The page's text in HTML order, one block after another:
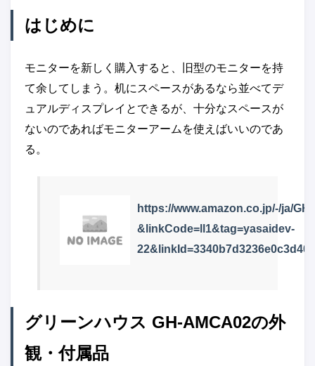
はじめに
モニターを新しく購入すると、旧型のモニターを持
て余してしまう。机にスペースがあるなら並べてデ
ュアルディスプレイとできるが、十分なスペースが
ないのであればモニターアームを使えばいいのであ
る。
https://www.amazon.co.jp/-/ja/
&linkCode=ll1&tag=yasaidev-
グリーンハウス GH-AMCA02の外
観・付属品